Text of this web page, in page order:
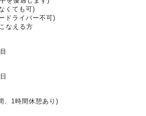
くても可)
ドライバー不可)
なえる方
、1時間休憩あり)